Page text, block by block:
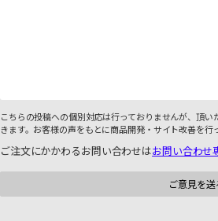
こちらの投稿への個別対応は行っておりませんが、頂
きます。お客様の声をもとに商品開発・サイト改善を行
ご注文にかかわるお問い合わせはお問い合わせ